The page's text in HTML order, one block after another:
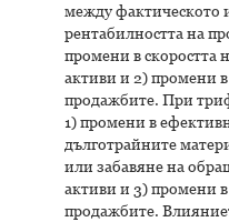
между фактическото
рентабилността на
промени в скоростта
активи и 2) промени
продажбите. При
1) промени в
дълготрайните
или забавяне на
активи и 3) промени
продажбите.